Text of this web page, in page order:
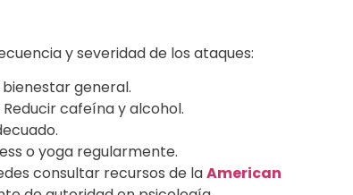
y severidad de los ataques:
general.
Reducir cafeína y alcohol.
o yoga regularmente.
consultar recursos de laAmerican